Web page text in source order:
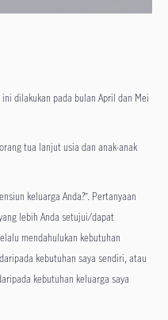
dilakukan pada bulan April dan Mei
tua lanjut usia dan anak-anak
keluarga Anda?”. Pertanyaan
lebih Anda setujui/dapat
mendahulukan kebutuhan
kebutuhan saya sendiri, atau
kebutuhan keluarga saya